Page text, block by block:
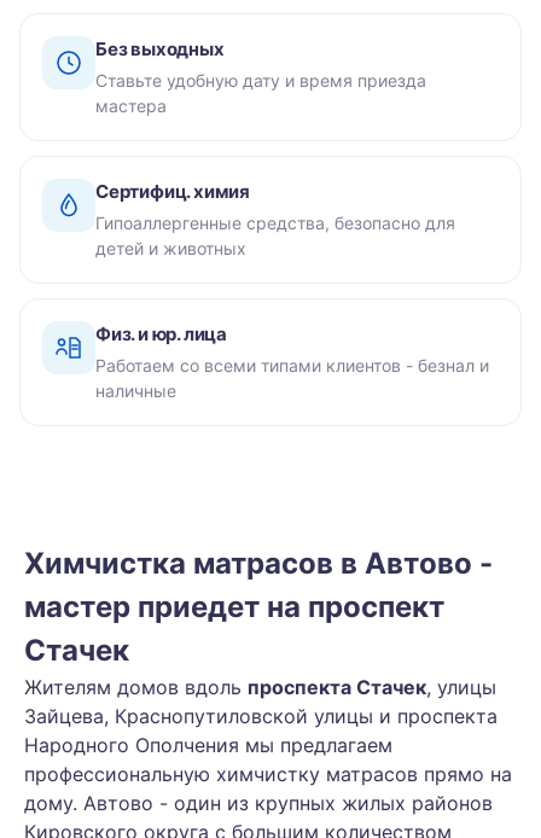
Без выходных
Ставьте удобную дату и время приезда
мастера
Сертифиц. химия
Гипоаллергенные средства, безопасно для
детей и животных
Физ. и юр. лица
Работаем со всеми типами клиентов - безнал и
наличные
Химчистка матрасов в Автово -
мастер приедет на проспект
Стачек
Жителям домов вдоль проспекта Стачек, улицы
Зайцева, Краснопутиловской улицы и проспекта
Народного Ополчения мы предлагаем
профессиональную химчистку матрасов прямо на
дому. Автово - один из крупных жилых районов
Кировского округа с большим количеством